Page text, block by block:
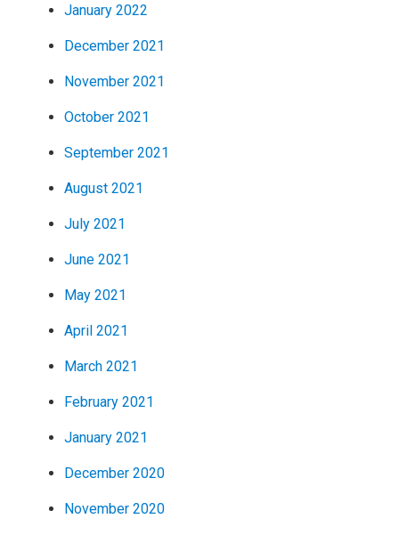
January 2022
December 2021
November 2021
October 2021
September 2021
August 2021
July 2021
June 2021
May 2021
April 2021
March 2021
February 2021
January 2021
December 2020
November 2020